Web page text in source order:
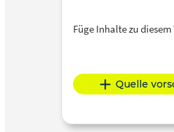
Füge Inhalte zu
Quelle